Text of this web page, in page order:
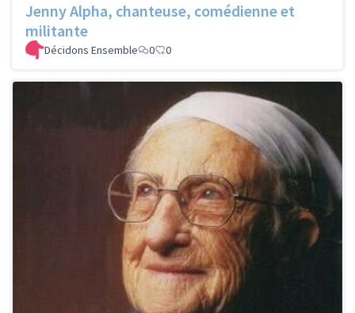
Jenny Alpha, chanteuse, comédienne et
militante
Décidons Ensemble 0 0